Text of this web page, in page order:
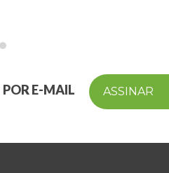
POR E-MAIL ASSINAR